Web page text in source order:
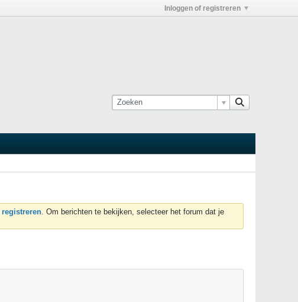
Inloggen of registreren
registreren. Om berichten te bekijken, selecteer het forum dat je